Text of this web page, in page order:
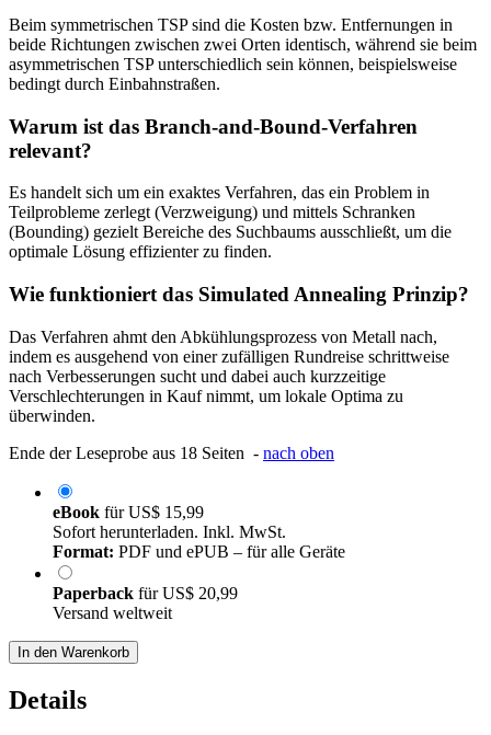
Beim symmetrischen TSP sind die Kosten bzw. Entfernungen in
beide Richtungen zwischen zwei Orten identisch, während sie beim
asymmetrischen TSP unterschiedlich sein können, beispielsweise
bedingt durch Einbahnstraßen.
Warum ist das Branch-and-Bound-Verfahren
relevant?
Es handelt sich um ein exaktes Verfahren, das ein Problem in
Teilprobleme zerlegt (Verzweigung) und mittels Schranken
(Bounding) gezielt Bereiche des Suchbaums ausschließt, um die
optimale Lösung effizienter zu finden.
Wie funktioniert das Simulated Annealing Prinzip?
Das Verfahren ahmt den Abkühlungsprozess von Metall nach,
indem es ausgehend von einer zufälligen Rundreise schrittweise
nach Verbesserungen sucht und dabei auch kurzzeitige
Verschlechterungen in Kauf nimmt, um lokale Optima zu
überwinden.
Ende der Leseprobe aus 18 Seiten - nach oben
eBook fürUS$ 15,99
Sofort herunterladen. Inkl. MwSt.
Format: PDF und ePUB – für alle Geräte
Paperback fürUS$ 20,99
Versand weltweit
In den Warenkorb
Details